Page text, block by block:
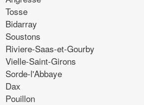
Tosse
Bidarray
Soustons
Riviere-Saas-et-Gourby
Vielle-Saint-Girons
Sorde-l'Abbaye
Dax
Pouillon